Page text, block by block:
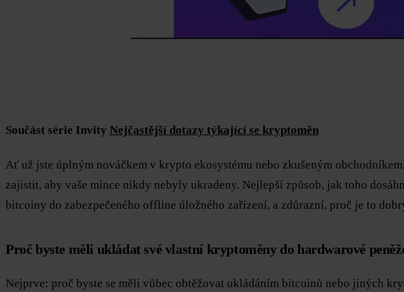
Součást série Invity Nejčastější dotazy týkající se kryptoměn
Ať už jste úplným nováčkem v krypto ekosystému nebo zkušeným
zajistit, aby vaše mince nikdy nebyly ukradeny. Nejlepší způsob, jak toho
bitcoiny do zabezpečeného offline úložného zařízení, a zdůrazní, proč je to
Proč byste měli ukládat své vlastní kryptoměny do hardwarové
Nejprve: proč byste se měli vůbec obtěžovat ukládáním bitcoinů nebo jiných